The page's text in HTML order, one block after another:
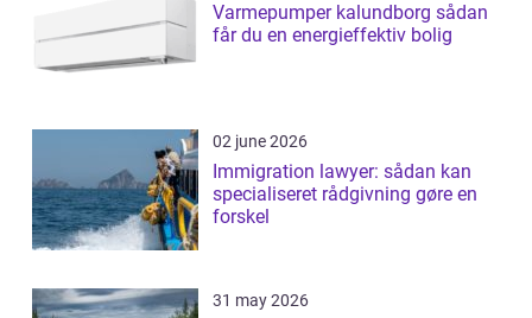
Varmepumper kalundborg sådan
får du en energieffektiv bolig
02 june 2026
Immigration lawyer: sådan kan
specialiseret rådgivning gøre en
forskel
31 may 2026